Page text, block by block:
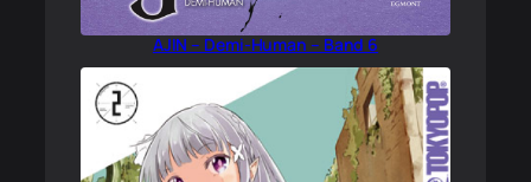
AJIN – Demi-Human – Band 6